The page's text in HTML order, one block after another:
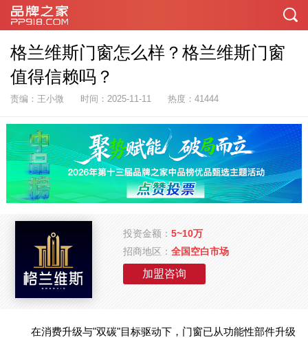
格兰维斯门窗怎么样？格兰维斯门窗
值得信赖吗？
责编：王小微 时间：2025-11-11 热度：41444
投资金额：5~10万
招商地区：全国空白市场
加盟咨询
在消费升级与"双碳"目标驱动下，门窗已从功能性部件升级